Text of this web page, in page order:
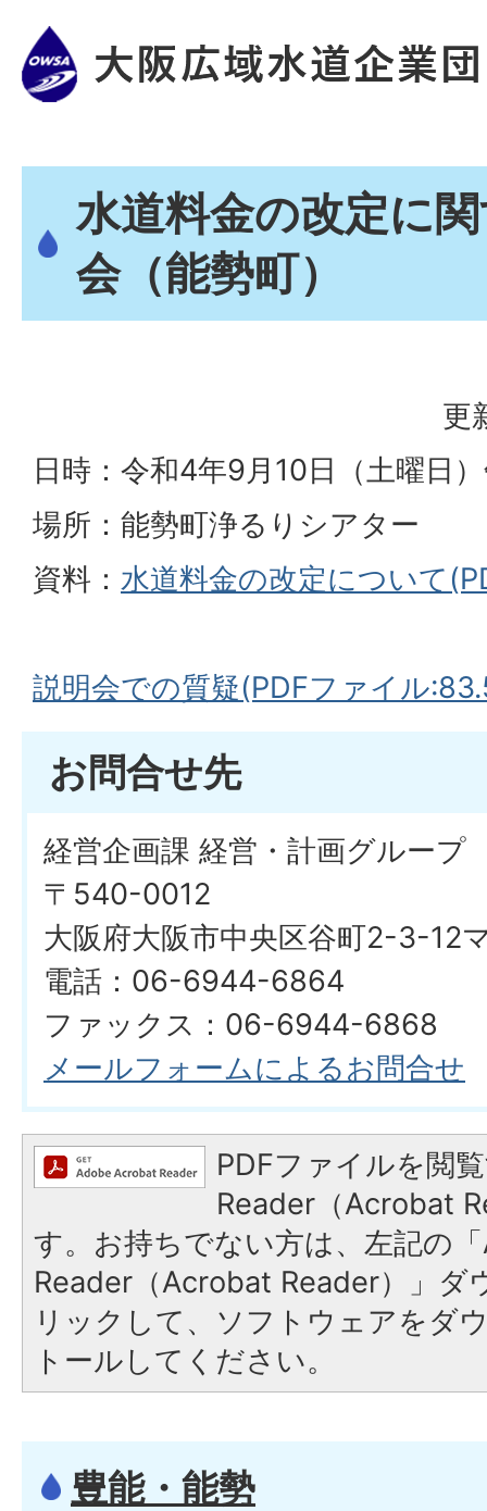
水道料金の改定に
会（能勢町）
更
日時：令和4年9月10日（土曜日
場所：能勢町浄るりシアター
資料： 水道料金の改定について
説明会での質疑(PDFファイル
お問合せ先
経営企画課 経営・計画グループ
〒540-0012
大阪府大阪市中央区谷町2-3-12
電話：06-6944-6864
ファックス：06-6944-6868
メールフォームによるお問合せ
PDFファイルを閲
Reader（Acrobat
す。お持ちでない方は、左記の
Reader（Acrobat Reader）」ダ
リックして、ソフトウェアをダ
トールしてください。
豊能・能勢